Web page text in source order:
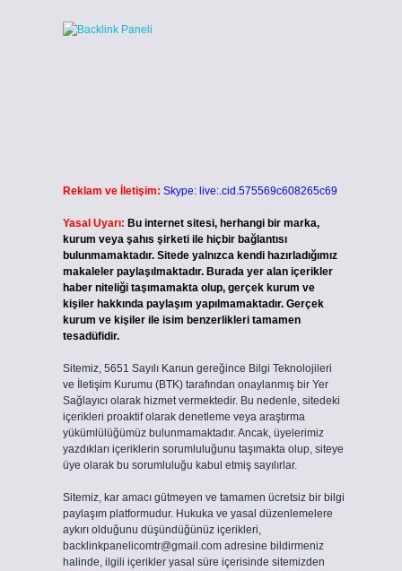
Reklam ve İletişim: Skype: live:.cid.575569c608265c69
Yasal Uyarı: Bu internet sitesi, herhangi bir marka,
kurum veya şahıs şirketi ile hiçbir bağlantısı
bulunmamaktadır. Sitede yalnızca kendi hazırladığımız
makaleler paylaşılmaktadır. Burada yer alan içerikler
haber niteliği taşımamakta olup, gerçek kurum ve
kişiler hakkında paylaşım yapılmamaktadır. Gerçek
kurum ve kişiler ile isim benzerlikleri tamamen
tesadüfidir.
Sitemiz, 5651 Sayılı Kanun gereğince Bilgi Teknolojileri
ve İletişim Kurumu (BTK) tarafından onaylanmış bir Yer
Sağlayıcı olarak hizmet vermektedir. Bu nedenle, sitedeki
içerikleri proaktif olarak denetleme veya araştırma
yükümlülüğümüz bulunmamaktadır. Ancak, üyelerimiz
yazdıkları içeriklerin sorumluluğunu taşımakta olup, siteye
üye olarak bu sorumluluğu kabul etmiş sayılırlar.
Sitemiz, kar amacı gütmeyen ve tamamen ücretsiz bir bilgi
paylaşım platformudur. Hukuka ve yasal düzenlemelere
aykırı olduğunu düşündüğünüz içerikleri,
backlinkpanelicomtr@gmail.comadresine bildirmeniz
halinde, ilgili içerikler yasal süre içerisinde sitemizden